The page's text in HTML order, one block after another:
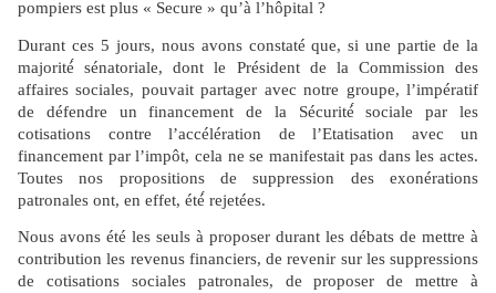
pompiers est plus « Secure » qu’à l’hôpital ?
Durant ces 5 jours, nous avons constaté que, si une partie de la
majorité́ sénatoriale, dont le Président de la Commission des
affaires sociales, pouvait partager avec notre groupe, l’impératif
de défendre un financement de la Sécurité́ sociale par les
cotisations contre l’accélération de l’Etatisation avec un
financement par l’impôt, cela ne se manifestait pas dans les actes.
Toutes nos propositions de suppression des exonérations
patronales ont, en effet, été́ rejetées.
Nous avons été les seuls à proposer durant les débats de mettre à
contribution les revenus financiers, de revenir sur les suppressions
de cotisations sociales patronales, de proposer de mettre à